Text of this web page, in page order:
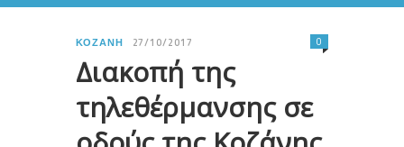
ΚΟΖΆΝΗ 27/10/2017
Διακοπή της
τηλεθέρμανσης σε
0